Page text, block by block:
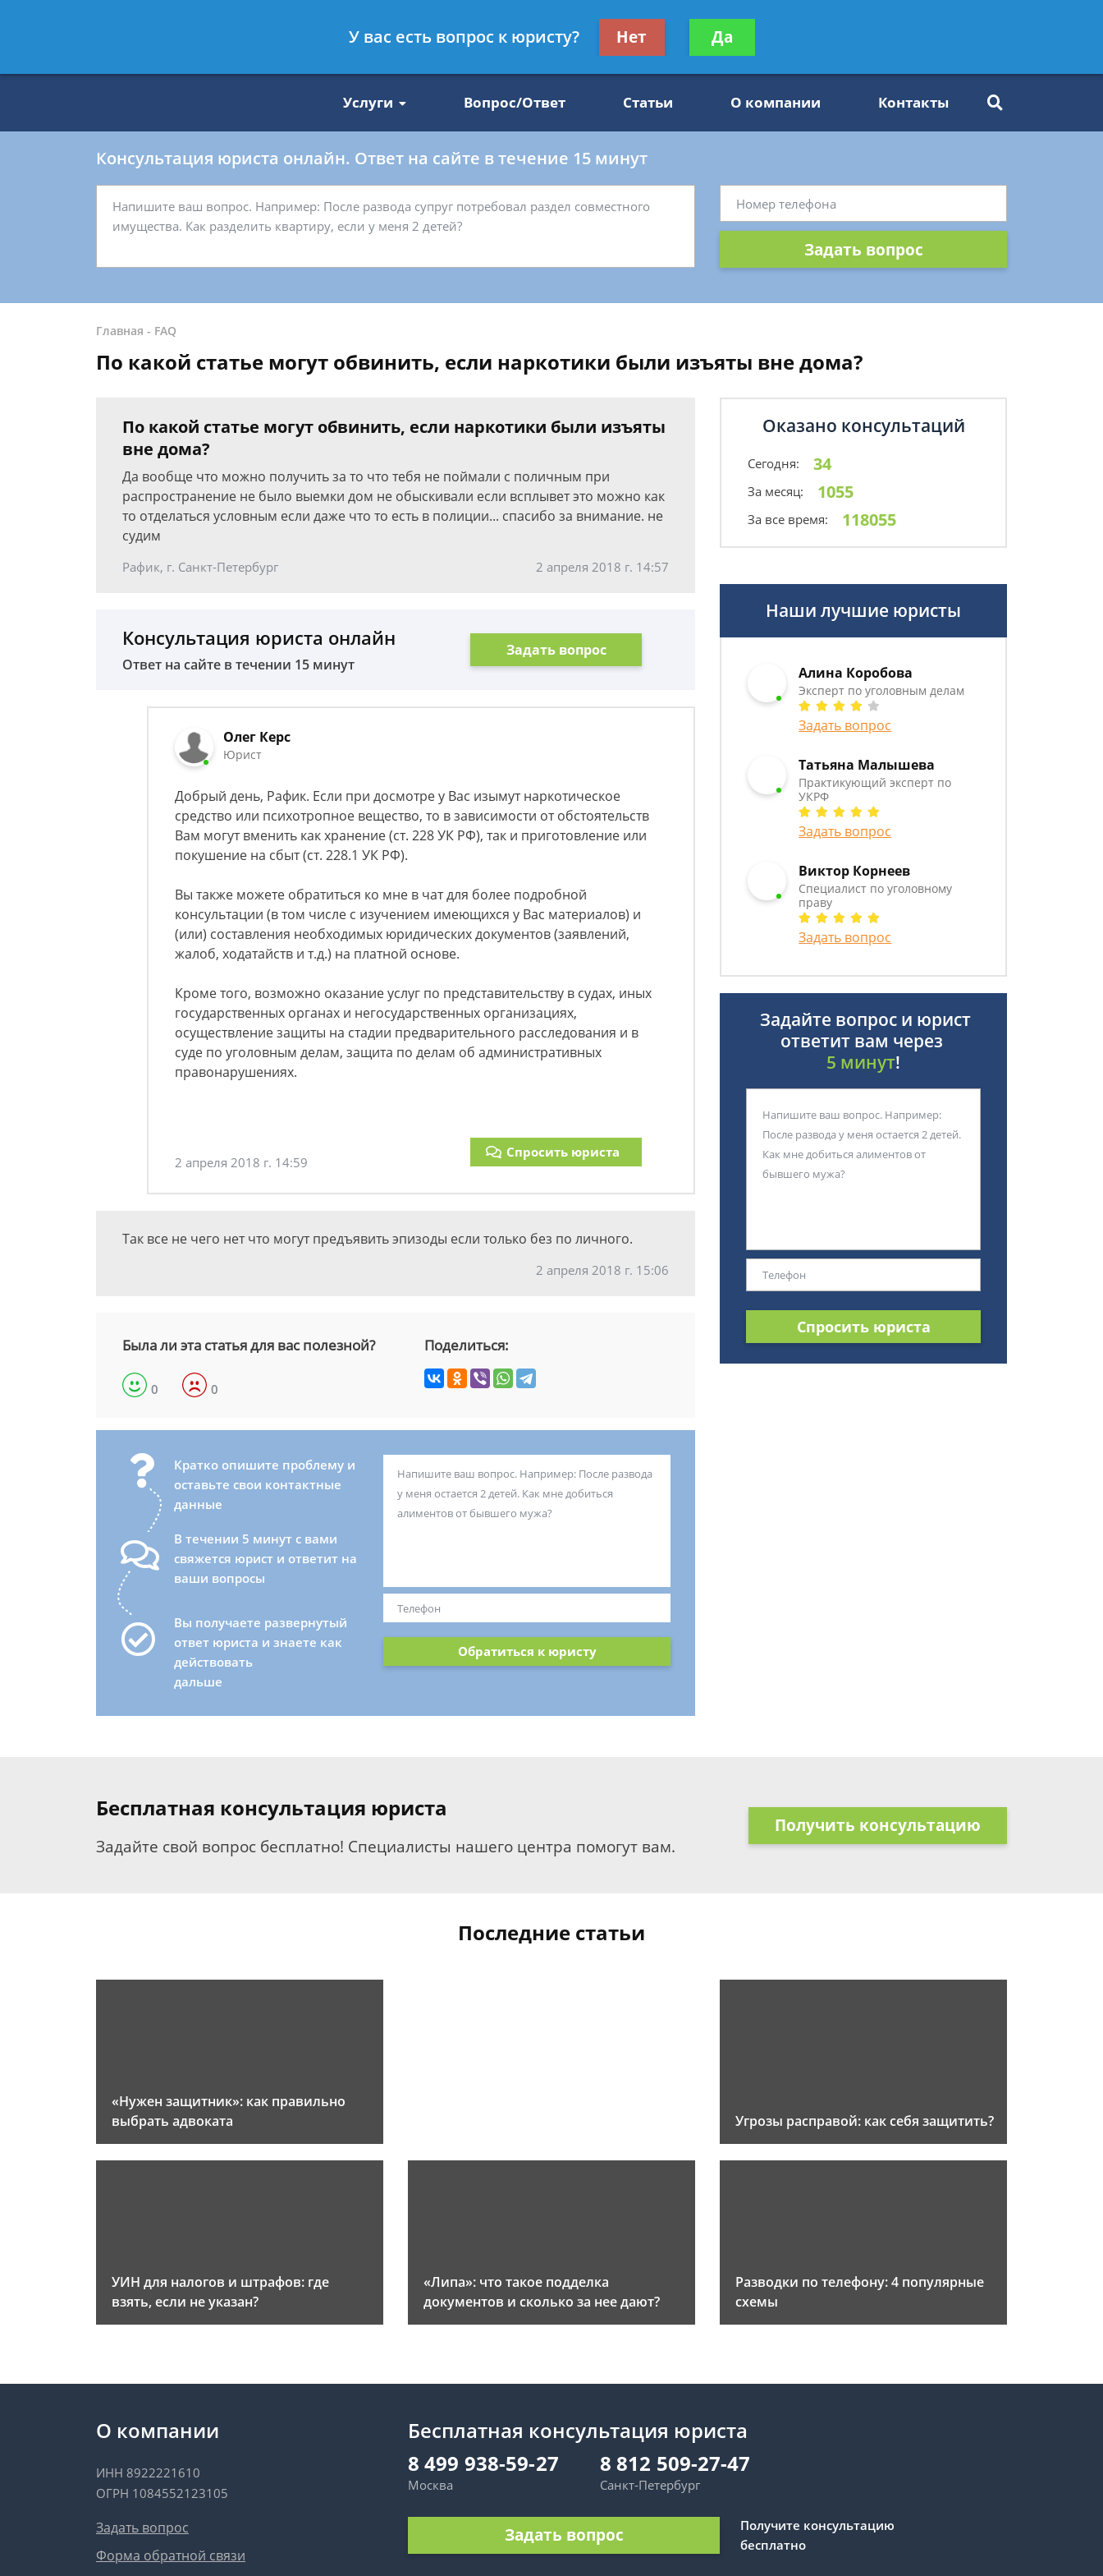
8 812 509-27-47
Получите консультацию
бесплатно
Услуги Вопрос/Ответ Статьи О компании Контакты
Консультация юриста онлайн. Ответ на сайте в течение 15 минут
Задать вопрос
Главная - FAQ
По какой статье могут обвинить, если наркотики были изъяты вне дома?
По какой статье могут обвинить, если наркотики были изъяты
вне дома?
Да вообще что можно получить за то что тебя не поймали с поличным при
распространение не было выемки дом не обыскивали если всплывет это можно как
то отделаться условным если даже что то есть в полиции... спасибо за внимание. не
судим
Рафик, г. Санкт-Петербург 2 апреля 2018 г. 14:57
Консультация юриста онлайн
Ответ на сайте в течении 15 минут
Задать вопрос
Олег Керс
Юрист
Добрый день, Рафик. Если при досмотре у Вас изымут наркотическое
средство или психотропное вещество, то в зависимости от обстоятельств
Вам могут вменить как хранение (ст. 228 УК РФ), так и приготовление или
покушение на сбыт (ст. 228.1 УК РФ).
Вы также можете обратиться ко мне в чат для более подробной
консультации (в том числе с изучением имеющихся у Вас материалов) и
(или) составления необходимых юридических документов (заявлений,
жалоб, ходатайств и т.д.) на платной основе.
Кроме того, возможно оказание услуг по представительству в судах, иных
государственных органах и негосударственных организациях,
осуществление защиты на стадии предварительного расследования и в
суде по уголовным делам, защита по делам об административных
правонарушениях.
2 апреля 2018 г. 14:59
Спросить юриста
Так все не чего нет что могут предъявить эпизоды если только без по личного.
2 апреля 2018 г. 15:06
Была ли эта статья для вас полезной?
0 0
Поделиться:
Кратко опишите проблему и
оставьте свои контактные
данные
В течении 5 минут с вами
свяжется юрист и ответит на
ваши вопросы
Вы получаете развернутый
ответ юриста и знаете как
действовать
дальше
Обратиться к юристу
Оказано консультаций
Сегодня: 34
За месяц: 1055
За все время: 118055
Наши лучшие юристы
Алина Коробова
Эксперт по уголовным делам
Задать вопрос
Татьяна Малышева
Практикующий эксперт по
УКРФ
Задать вопрос
Виктор Корнеев
Cпециалист по уголовному
праву
Задать вопрос
Задайте вопрос и юрист
ответит вам через
5 минут!
Спросить юриста
Бесплатная консультация юриста
Задайте свой вопрос бесплатно! Специалисты нашего центра помогут вам.
Получить консультацию
Последние статьи
«Нужен защитник»: как правильно
выбрать адвоката
Угрозы расправой: как себя защитить?
УИН для налогов и штрафов: где
взять, если не указан?
«Липа»: что такое подделка
документов и сколько за нее дают?
Разводки по телефону: 4 популярные
схемы
О компании
ИНН 8922221610
ОГРН 1084552123105
Задать вопрос
Форма обратной связи
Бесплатная консультация юриста
8 499 938-59-27
Москва
8 812 509-27-47
Санкт-Петербург
Задать вопрос
Получите консультацию
бесплатно
У вас есть вопрос к юристу? Нет Да